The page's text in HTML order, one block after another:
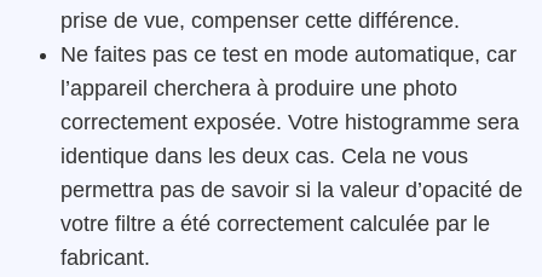
prise de vue, compenser cette différence.
Ne faites pas ce test en mode automatique, car
l’appareil cherchera à produire une photo
correctement exposée. Votre histogramme sera
identique dans les deux cas. Cela ne vous
permettra pas de savoir si la valeur d’opacité de
votre filtre a été correctement calculée par le
fabricant.